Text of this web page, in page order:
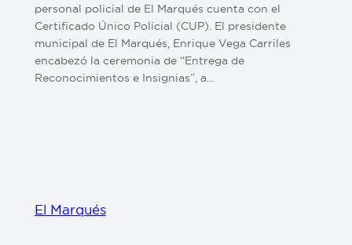
personal policial de El Marqués cuenta con el
Certificado Único Policial (CUP). El presidente
municipal de El Marqués, Enrique Vega Carriles
encabezó la ceremonia de “Entrega de
Reconocimientos e Insignias”, a…
El Marqués